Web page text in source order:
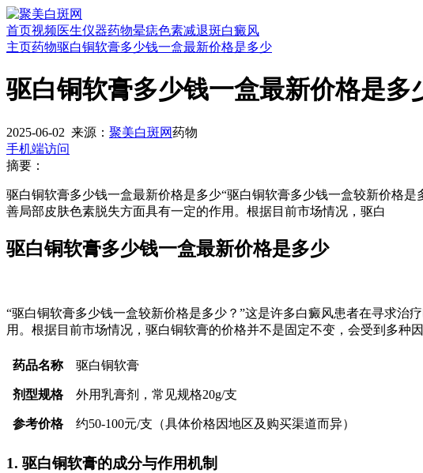
首页视频医生仪器药物晕痣色素减退斑白癜风
主页药物驱白铜软膏多少钱一盒最新价格是多少
驱白铜软膏多少钱一盒最新价格是多
2025-06-02 来源： 聚美白斑网药物
手机端访问
摘要：
驱白铜软膏多少钱一盒最新价格是多少“驱白铜软膏多少钱一盒较新价格
善局部皮肤色素脱失方面具有一定的作用。根据目前市场情况，驱白
驱白铜软膏多少钱一盒最新价格是多少
“驱白铜软膏多少钱一盒较新价格是多少？”这是许多白癜风患者在寻求
用。根据目前市场情况，驱白铜软膏的价格并不是固定不变，会受到多种
药品名称 驱白铜软膏
剂型规格 外用乳膏剂，常见规格20g/支
参考价格 约50-100元/支（具体价格因地区及购买渠道而异）
1. 驱白铜软膏的成分与作用机制